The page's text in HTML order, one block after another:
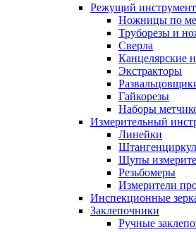
Режущий инструмент
Ножницы по
Труборезы и
Сверла
Канцелярские
Экстракторы
Гайкорезы
Наборы
Измерительный
Линейки
Щупы
Резьбомеры
Измерители
Инспекционные
Заклепочники
Ручные